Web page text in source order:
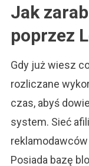
Jak
poprzez
Gdy już wiesz
rozliczane
czas, abyś
system. Sieć
Posiada bazę